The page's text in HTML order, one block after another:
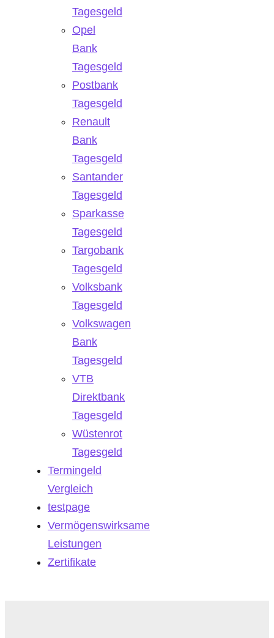
Tagesgeld
Opel
Bank
Tagesgeld
Postbank
Tagesgeld
Renault
Bank
Tagesgeld
Santander
Tagesgeld
Sparkasse
Tagesgeld
Targobank
Tagesgeld
Volksbank
Tagesgeld
Volkswagen
Bank
Tagesgeld
VTB
Direktbank
Tagesgeld
Wüstenrot
Tagesgeld
Termingeld
Vergleich
testpage
Vermögenswirksame
Leistungen
Zertifikate